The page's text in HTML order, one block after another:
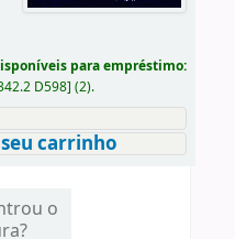
para empréstimo:
D598] (2).
carrinho
o